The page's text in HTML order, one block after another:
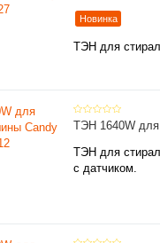
Новинка
ТЭН для
ТЭН 1640W
ТЭН для
с датчиком.